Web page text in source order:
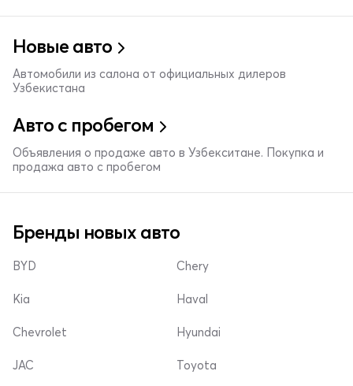
Новые авто
Автомобили из салона от официальных дилеров
Узбекистана
Авто с пробегом
Объявления о продаже авто в Узбекситане. Покупка и
продажа авто с пробегом
Бренды новых авто
BYD
Kia
Chevrolet
Chery
Haval
Hyundai
JAC Toyota